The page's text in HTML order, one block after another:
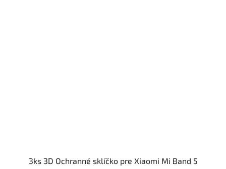
3ks 3D Ochranné sklíčko pre Xiaomi Mi Band 5